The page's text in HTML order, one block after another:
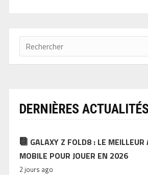
DERNIÈRES ACTUALITÉS
GALAXY Z FOLD8 : LE MEILLEUR
MOBILE POUR JOUER EN 2026
2 jours ago